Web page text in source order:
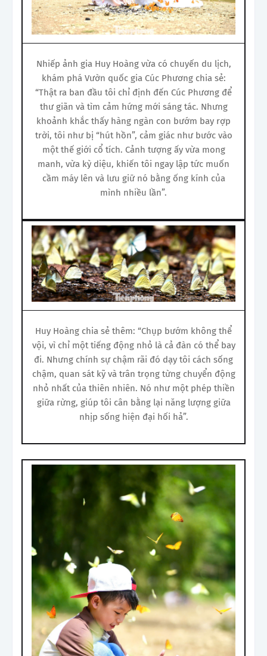
Nhiếp ảnh gia Huy Hoàng vừa có chuyến du lịch,
khám phá Vườn quốc gia Cúc Phương chia sẻ:
“Thật ra ban đầu tôi chỉ định đến Cúc Phương để
thư giãn và tìm cảm hứng mới sáng tác. Nhưng
khoảnh khắc thấy hàng ngàn con bướm bay rợp
trời, tôi như bị “hút hồn”, cảm giác như bước vào
một thế giới cổ tích. Cảnh tượng ấy vừa mong
manh, vừa kỳ diệu, khiến tôi ngay lập tức muốn
cầm máy lên và lưu giữ nó bằng ống kính của
mình nhiều lần”.
Huy Hoàng chia sẻ thêm: “Chụp bướm không thể
vội, vì chỉ một tiếng động nhỏ là cả đàn có thể bay
đi. Nhưng chính sự chậm rãi đó dạy tôi cách sống
chậm, quan sát kỹ và trân trọng từng chuyển động
nhỏ nhất của thiên nhiên. Nó như một phép thiền
giữa rừng, giúp tôi cân bằng lại năng lượng giữa
nhịp sống hiện đại hối hả”.